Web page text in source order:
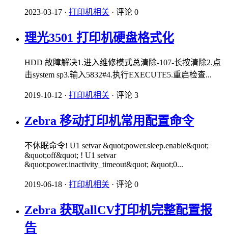
2023-03-17 · 打印机相关 · 评论 0
理光3501 打印机硬盘格式化
HDD 故障解决1.进入维修模式总清除-107-长按清除2.点
击system sp3.输入5832#4.执行EXECUTE5.重启检查...
2019-10-12 · 打印机相关 · 评论 3
Zebra 移动打印机常用配置命令
不休眠命令! U1 setvar &quot;power.sleep.enable&quot;
&quot;off&quot; ! U1 setvar
&quot;power.inactivity_timeout&quot; &quot;0...
2019-06-18 · 打印机相关 · 评论 0
Zebra 获取allCV打印机完整配置报
告